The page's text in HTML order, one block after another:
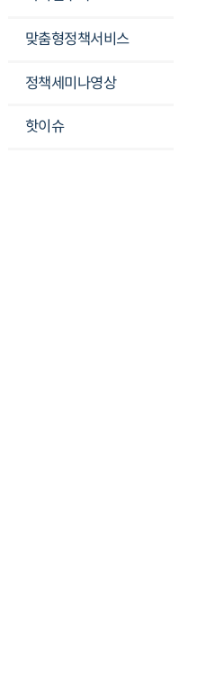
맞춤형정책서비스
정책세미나영상
핫이슈